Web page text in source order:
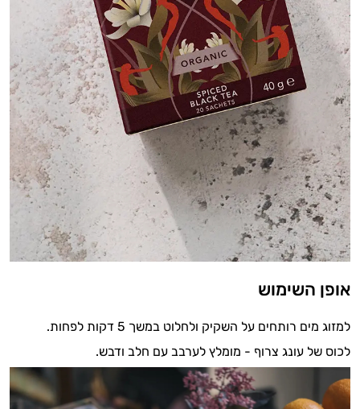
אופן השימוש
למזוג מים רותחים על השקיק ולחלוט במשך 5 דקות לפחות.
לכוס של עונג צרוף - מומלץ לערבב עם חלב ודבש.